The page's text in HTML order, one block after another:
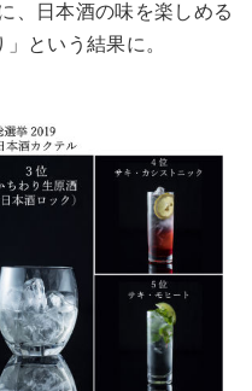
、日本酒の味を楽しめる
という結果に。